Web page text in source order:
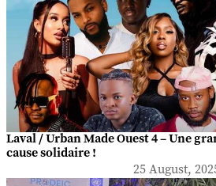
Laval / Urban Made Ouest 4 – Une
cause solidaire !
25 August,